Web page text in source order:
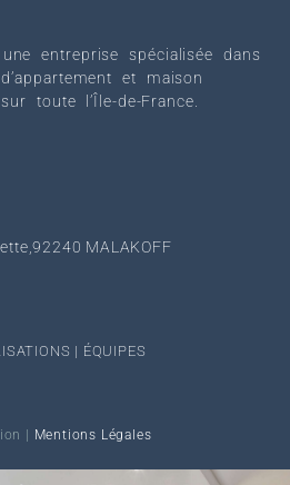
entreprise spécialisée dans
et maison
toute l’Île-de-France.
MALAKOFF
| ÉQUIPES
| Mentions Légales